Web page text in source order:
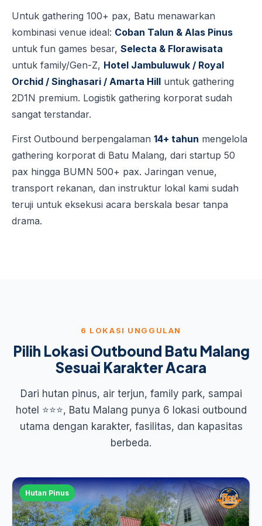
Untuk gathering 100+ pax, Batu menawarkan
kombinasi venue ideal: Coban Talun & Alas Pinus
untuk fun games besar, Selecta & Florawisata
untuk family/Gen-Z, Hotel Jambuluwuk / Royal
Orchid / Singhasari / Amarta Hill untuk gathering
2D1N premium. Logistik gathering korporat sudah
sangat terstandar.
First Outbound berpengalaman 14+ tahun mengelola
gathering korporat di Batu Malang, dari startup 50
pax hingga BUMN 500+ pax. Jaringan venue,
transport rekanan, dan instruktur lokal kami sudah
teruji untuk eksekusi acara berskala besar tanpa
drama.
6 LOKASI UNGGULAN
Pilih Lokasi Outbound Batu Malang
Sesuai Karakter Acara
Dari hutan pinus, air terjun, family park, sampai
hotel ⭐⭐⭐, Batu Malang punya 6 lokasi outbound
utama dengan karakter, fasilitas, dan kapasitas
berbeda.
Hutan Pinus